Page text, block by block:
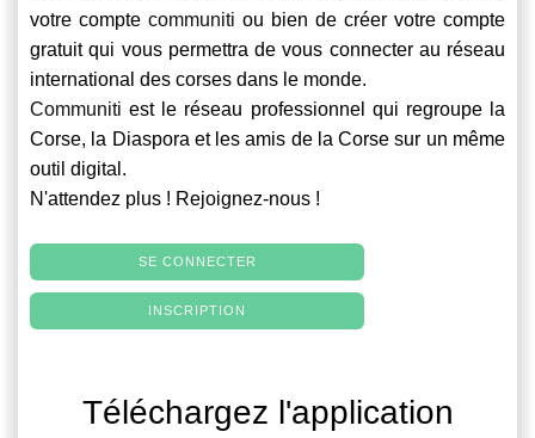
votre compte communiti ou bien de créer votre compte
gratuit qui vous permettra de vous connecter au réseau
international des corses dans le monde.
Communiti est le réseau professionnel qui regroupe la
Corse, la Diaspora et les amis de la Corse sur un même
outil digital.
N'attendez plus ! Rejoignez-nous !
SE CONNECTER
INSCRIPTION
Téléchargez l'application